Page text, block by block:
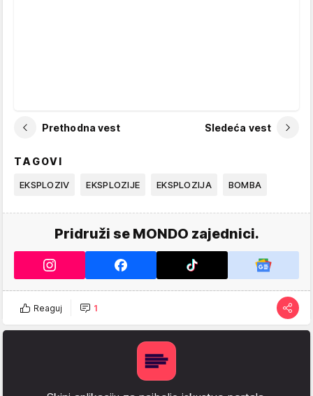
Prethodna vest Sledeća vest
TAGOVI
EKSPLOZIV EKSPLOZIJE EKSPLOZIJA BOMBA
Pridruži se MONDO zajednici.
Reaguj 1